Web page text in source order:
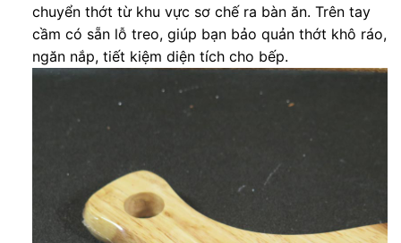
chuyển thớt từ khu vực sơ chế ra bàn ăn. Trên tay
cầm có sẵn lỗ treo, giúp bạn bảo quản thớt khô ráo,
ngăn nắp, tiết kiệm diện tích cho bếp.